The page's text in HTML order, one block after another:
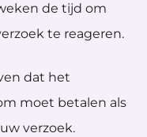
de tijd om
te reageren.
dat het
moet betalen als
verzoek.